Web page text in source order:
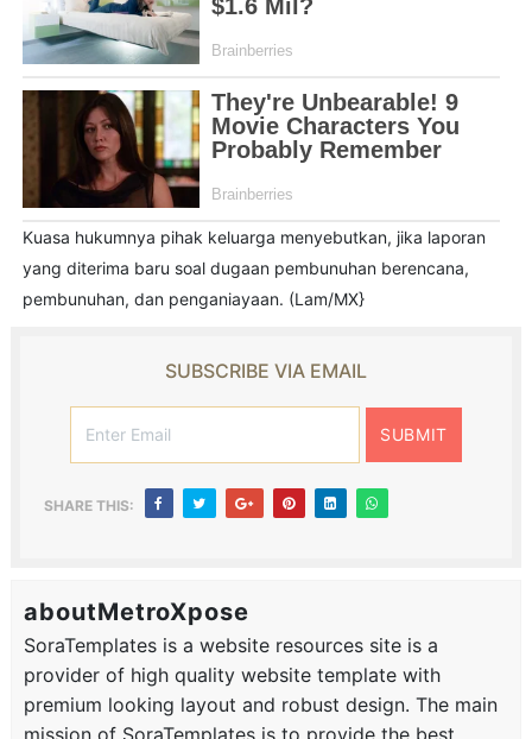
Kuasa hukumnya pihak keluarga menyebutkan, jika laporan
yang diterima baru soal dugaan pembunuhan berencana,
pembunuhan, dan penganiayaan. (Lam/MX}
SUBSCRIBE VIA EMAIL
SHARE THIS:
aboutMetroXpose
SoraTemplates is a website resources site is a
provider of high quality website template with
premium looking layout and robust design. The main